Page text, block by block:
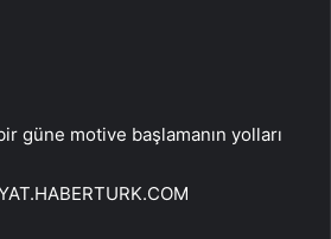
güne motive başlamanın yolları